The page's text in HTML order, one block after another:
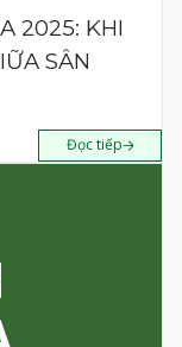
2025: KHI
SÂN
Đọc tiếp